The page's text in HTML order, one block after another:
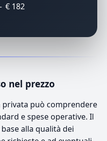
€ 182
nel prezzo
può comprendere
e spese operative. Il
alla qualità dei